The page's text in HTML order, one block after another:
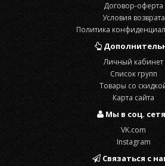
Договор-оферта
Условия возврата
Политика
Личный кабинет
Список групп
Товары со
Карта сайта
Мы в соц.
VK.com
Instagram
Связаться с